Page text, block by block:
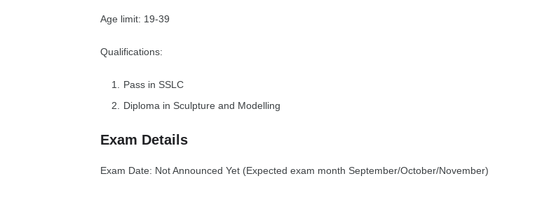
Age limit: 19-39
Qualifications:
Pass in SSLC
Diploma in Sculpture and Modelling
Exam Details
Exam Date: Not Announced Yet (Expected exam month September/October/November)